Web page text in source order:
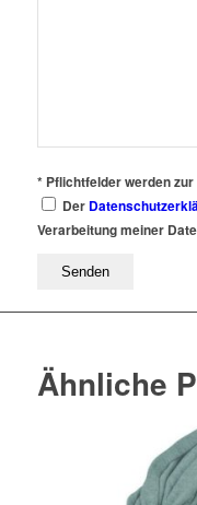
* Pflichtfelder werden
Der
Verarbeitung meiner
Ähnliche